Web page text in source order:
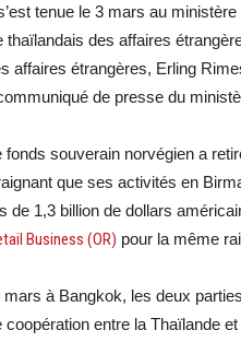
tenue le 3 mars au
des affaires
affaires étrangères, Erling
de presse du
souverain norvégien a
que ses activités en
de 1,3 billion de dollars
Business (OR) pour la même
à Bangkok, les deux
entre la Thaïlande